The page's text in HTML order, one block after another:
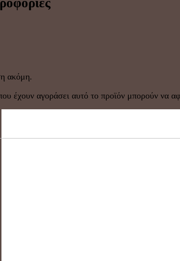
ακόμη.
έχουν αγοράσει αυτό το προϊόν μπορούν να